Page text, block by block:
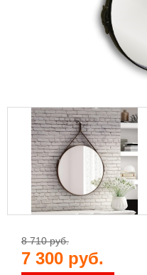
8 710 руб.
7 300 руб.